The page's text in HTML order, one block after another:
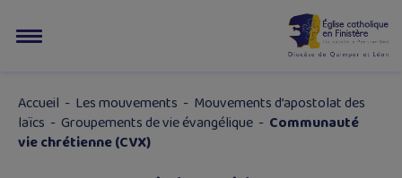
Accueil - Les mouvements - Mouvements d’apostolat des
laïcs - Groupements de vie évangélique - Communauté
vie chrétienne (CVX)